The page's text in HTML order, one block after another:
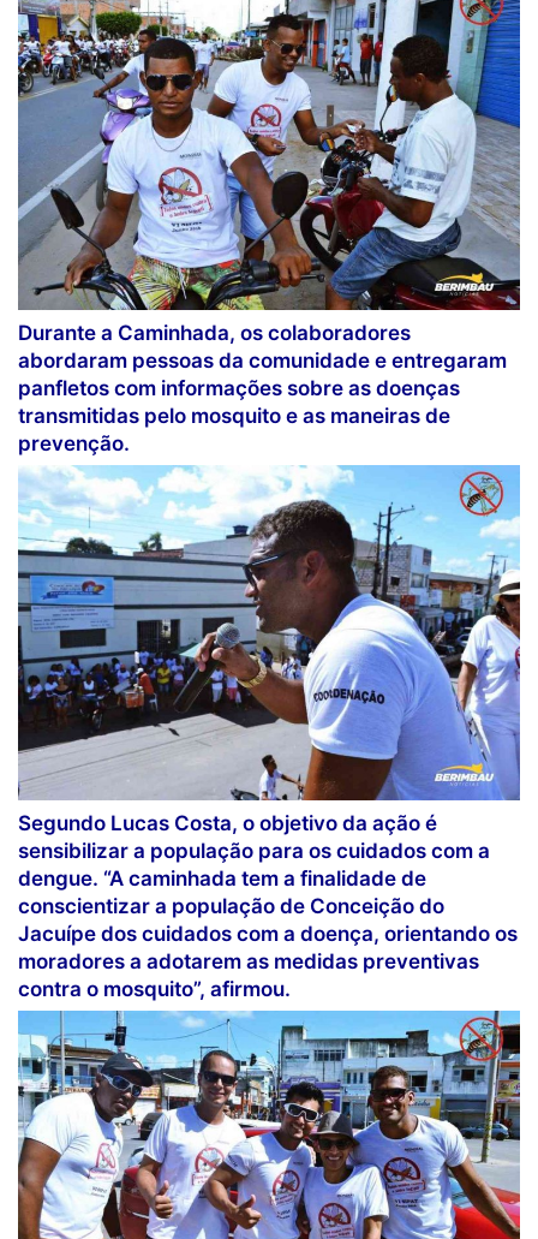
Durante a Caminhada, os colaboradores
abordaram pessoas da comunidade e entregaram
panfletos com informações sobre as doenças
transmitidas pelo mosquito e as maneiras de
prevenção.
Segundo Lucas Costa, o objetivo da ação é
sensibilizar a população para os cuidados com a
dengue. “A caminhada tem a finalidade de
conscientizar a população de Conceição do
Jacuípe dos cuidados com a doença, orientando os
moradores a adotarem as medidas preventivas
contra o mosquito”, afirmou.